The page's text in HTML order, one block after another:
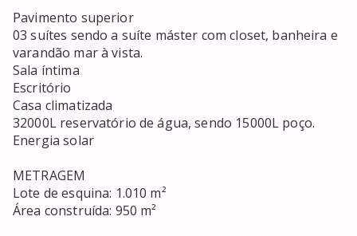
Pavimento superior
03 suítes sendo a suíte máster com closet, banheira e
varandão mar à vista.
Sala íntima
Escritório
Casa climatizada
32000L reservatório de água, sendo 15000L poço.
Energia solar
METRAGEM
Lote de esquina: 1.010 m²
Área construída: 950 m²